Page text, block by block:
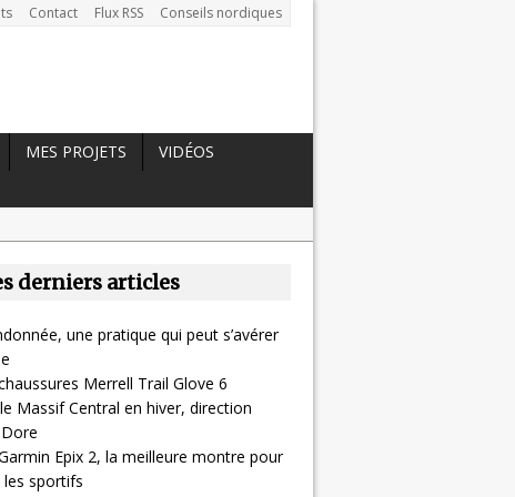
Contact Flux RSS Conseils nordiques
MES PROJETS
VIDÉOS
derniers articles
une pratique qui peut s’avérer
Merrell Trail Glove 6
Massif Central en hiver, direction
Epix 2, la meilleure montre pour
les sportifs